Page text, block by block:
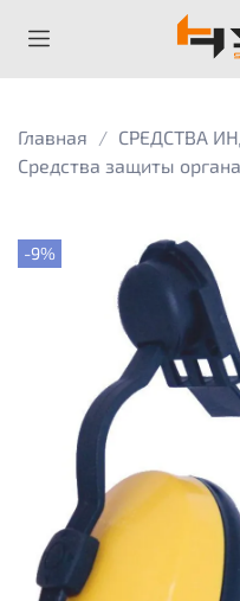
Главная
СРЕДСТВА
Средства защиты
-9%